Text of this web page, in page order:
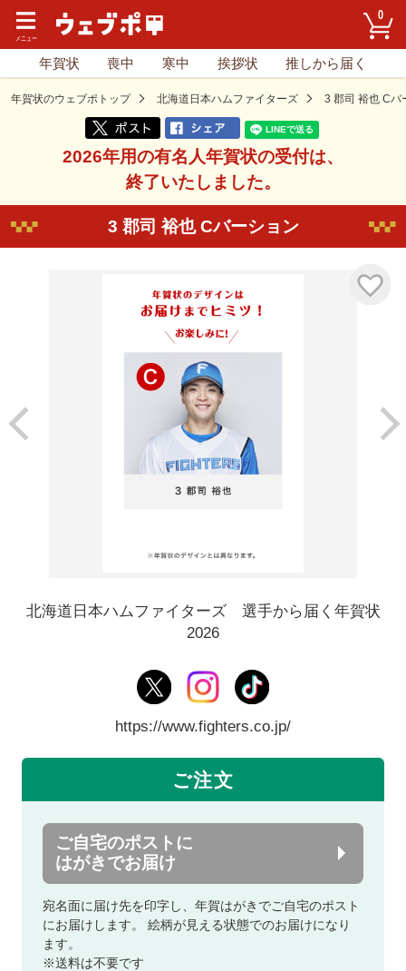
0
年賀状 喪中 寒中 挨拶状 推しから届く
年賀状のウェブポトップ 北海道日本ハムファイターズ 3 郡司 裕也 Cバ
2026年用の有名人年賀状の受付は、
終了いたしました。
3 郡司 裕也 Cバーション
北海道日本ハムファイターズ 選手から届く年賀状
2026
https://www.fighters.co.jp/
ご注文
ご自宅のポストに
はがきでお届け
宛名面に届け先を印字し、年賀はがきでご自宅のポスト
にお届けします。
絵柄が見える状態でのお届けになり
ます。
※送料は不要です